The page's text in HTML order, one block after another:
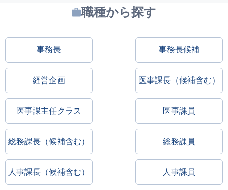
職種から探す
事務長 事務長候補
経営企画 医事課長（候補含む）
医事課主任クラス 医事課員
総務課長（候補含む） 総務課員
人事課長（候補含む） 人事課員